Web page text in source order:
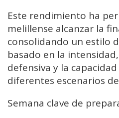
Este rendimiento ha
melillense alcanzar la
consolidando un estilo
basado en la
defensiva y la
diferentes escenarios
Semana clave de